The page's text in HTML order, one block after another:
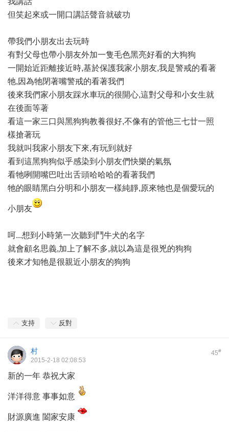
但笑起來或一開口講話聲音就破功
帶我們小朋友出去玩時
有對父母也帶小朋友外加一隻毛色黑亮好看的大狗狗
一開始近距離接近時,基於保護我家小朋友,我是警戒的看著
牠,因為牠閉著嘴警戒的看著我們
後來我們家小朋友踩水車玩的很開心,這對父母和小女生就
在後面等著
看這一家三口與黑狗狗教養很好,不像有的管他三七廿一照
樣搶著玩
我就叫我家小朋友下來,有玩到就好
看到這黑狗狗似乎感染到小朋友們快樂的氣氛
看牠咧開嘴巴吐出舌頭哈哈哈的看著我們
牠的眼睛黑白分明和小朋友一樣純靜,原來牠也是個愛玩的
小朋友
呵...想到小時第一次聽到鬥牛犬的名字
就會顧名思義,加上了解不多,就以為這是很兇的狗狗
後來才知牠是很親近小朋友的狗狗
支持 反對
45#
村
2015-2-18 02:08:53
新的一年 恭祝大家
洋洋得意 事事如意
財源廣進 闔家安康